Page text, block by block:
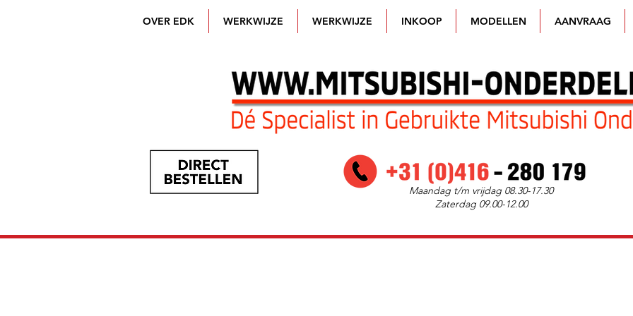
OVER EDK WERKWIJZE WERKWIJZE INKOOP MODELLEN AANVRAAG
Maandag t/m vrijdag 08.30-17.30
Zaterdag 09.00-12.00